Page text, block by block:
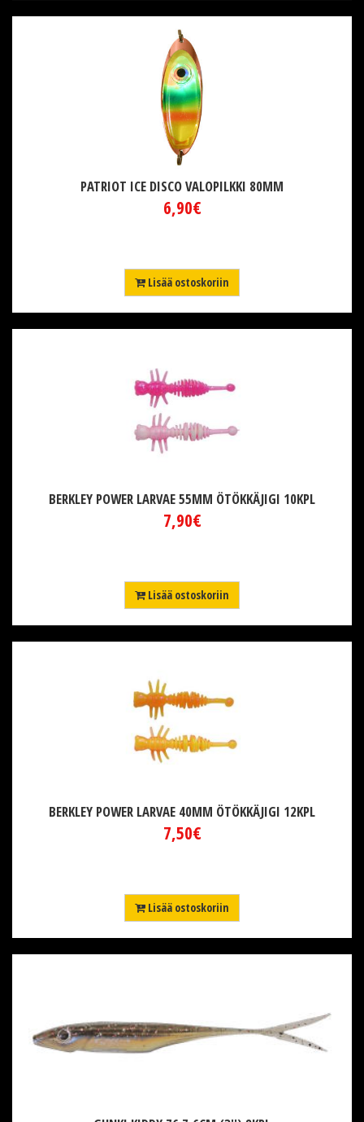
PATRIOT ICE DISCO VALOPILKKI 80MM
6,90€
Lisää ostoskoriin
BERKLEY POWER LARVAE 55MM ÖTÖKKÄJIGI 10KPL
7,90€
Lisää ostoskoriin
BERKLEY POWER LARVAE 40MM ÖTÖKKÄJIGI 12KPL
7,50€
Lisää ostoskoriin